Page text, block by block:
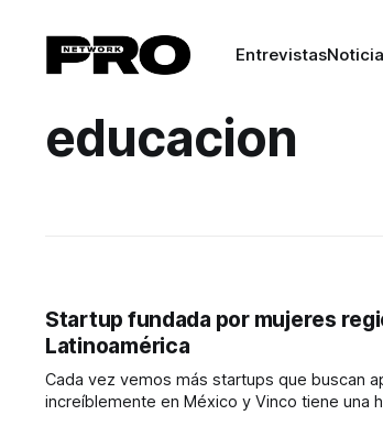
Entrevistas
educacion
Startup fundada por mujeres
Latinoamérica
Cada vez vemos más startups que buscan
increíblemente en México y Vinco tiene una historia increíble que contar. Lissy